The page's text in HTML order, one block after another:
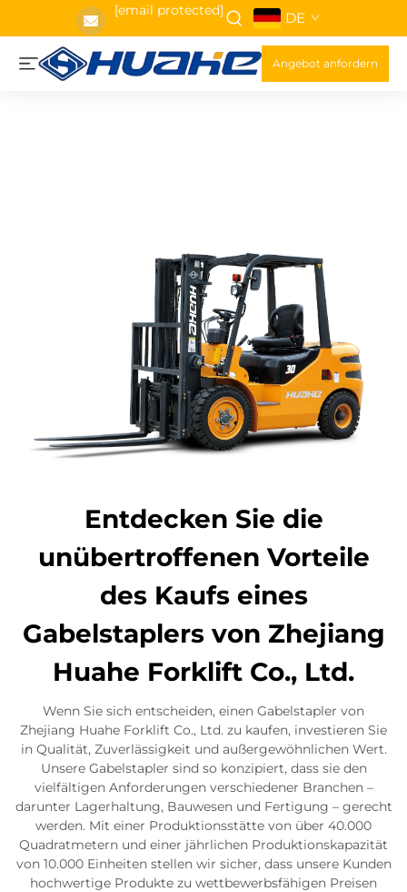
[email protected] DE
Angebot anfordern
Entdecken Sie die
unübertroffenen Vorteile
des Kaufs eines
Gabelstaplers von Zhejiang
Huahe Forklift Co., Ltd.
Wenn Sie sich entscheiden, einen Gabelstapler von
Zhejiang Huahe Forklift Co., Ltd. zu kaufen, investieren Sie
in Qualität, Zuverlässigkeit und außergewöhnlichen Wert.
Unsere Gabelstapler sind so konzipiert, dass sie den
vielfältigen Anforderungen verschiedener Branchen –
darunter Lagerhaltung, Bauwesen und Fertigung – gerecht
werden. Mit einer Produktionsstätte von über 40.000
Quadratmetern und einer jährlichen Produktionskapazität
von 10.000 Einheiten stellen wir sicher, dass unsere Kunden
hochwertige Produkte zu wettbewerbsfähigen Preisen